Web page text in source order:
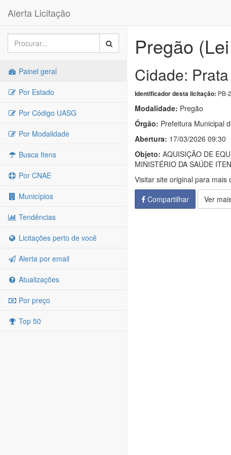
Alerta Licitação
Painel geral
Por Estado
Por Código UASG
Por Modalidade
Busca Itens
Por CNAE
Municípios
Tendências
Licitações perto de você
Alerta por email
Atualizações
Por preço
Top 50
Pregão
Cidade:
Identificador desta licitação: PB-
Modalidade: Pregão
Órgão: Prefeitura Municipal
Abertura: 17/03/2026 09:30
Objeto: AQUISIÇÃO DE
MINISTÉRIO DA SAÚDE
Visitar site original para mais
Compartilhar
Ver